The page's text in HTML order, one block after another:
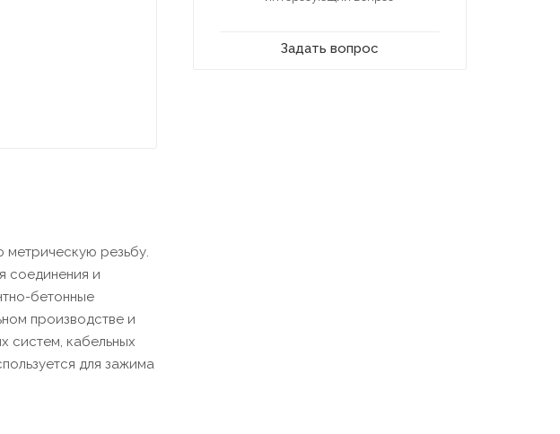
метрическую резьбу.
соединения и
бетонные
производстве и
систем, кабельных
для зажима
Задать вопрос